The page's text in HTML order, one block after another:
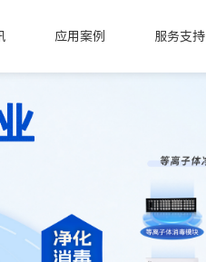
应用案例 服务支持